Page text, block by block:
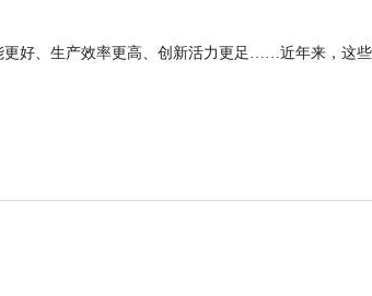
更好、生产效率更高、创新活力更足……近年来，这